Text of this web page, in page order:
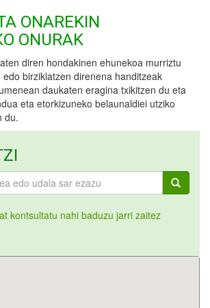
ONAREKIN
ONURAK
diren hondakinen ehunekoa murriztu
birziklatzen direnena handitzeak
daukaten eragina txikitzen du eta
eta etorkizuneko belaunaldiei utziko
du.
kontsultatu nahi baduzu jarri zaitez